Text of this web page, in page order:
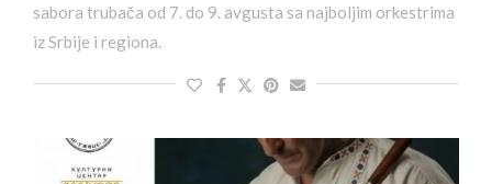
sabora trubača od 7. do 9. avgusta sa najboljim orkestrima
iz Srbije i regiona.